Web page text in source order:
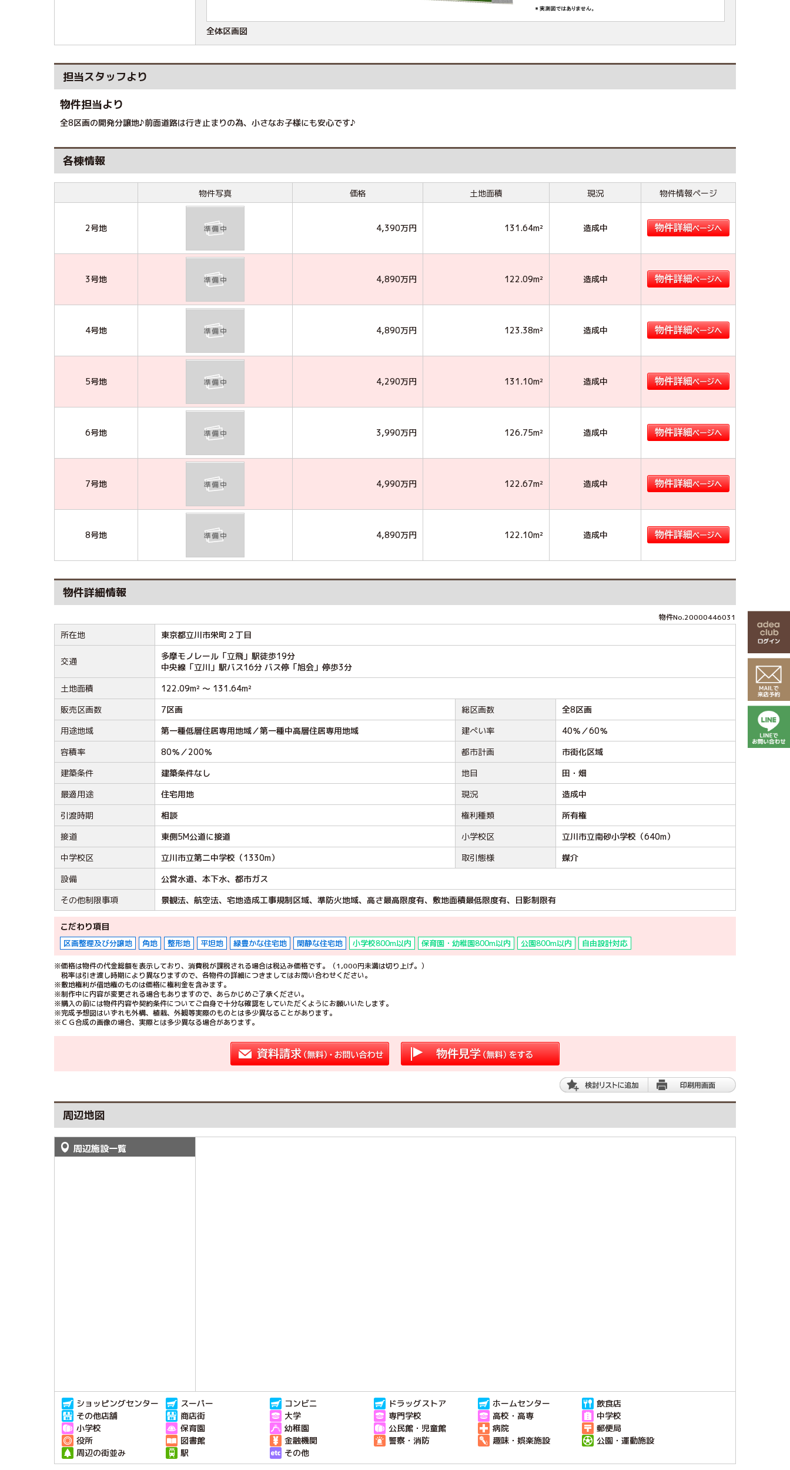
全体区画図
担当スタッフより
物件担当より
全8区画の開発分譲地♪前面道路は行き止まりの為、小さなお子様にも安心です♪
各棟情報
物件写真 価格 土地面積 現況 物件情報ページ
2号地 4,390万円 131.64m² 造成中
3号地 4,890万円 122.09m² 造成中
4号地 4,890万円 123.38m² 造成中
5号地 4,290万円 131.10m² 造成中
6号地 3,990万円 126.75m² 造成中
7号地 4,990万円 122.67m² 造成中
8号地 4,890万円 122.10m² 造成中
物件詳細情報
物件No.20000446031
所在地 東京都立川市栄町２丁目
交通
多摩モノレール「立飛」駅徒歩19分
中央線「立川」駅バス16分 バス停「旭会」停歩3分
土地面積
122.09m² ～ 131.64m²
販売区画数
7区画 総区画数
全8区画
用途地域
第一種低層住居専用地域／第一種中高層住居専用地域 建ぺい率
40％／60％
容積率
80％／200％ 都市計画
市街化区域
建築条件
建築条件なし 地目
田・畑
最適用途
住宅用地 現況
造成中
引渡時期
相談 権利種類
所有権
接道
東側5M公道に接道 小学校区
立川市立南砂小学校（640m）
中学校区
立川市立第二中学校（1330m） 取引態様
媒介
設備
公営水道、本下水、都市ガス
その他制限事項
景観法、航空法、宅地造成工事規制区域、準防火地域、高さ最高限度有、敷地面積最低限度有、日影制限有
こだわり項目
区画整理及び分譲地 角地 整形地 平坦地 緑豊かな住宅地 閑静な住宅地 小学校800m以内 保育園・幼稚園800m以内 公園800m以内 自由設計対応
※価格は物件の代金総額を表示しており、消費税が課税される場合は税込み価格です。（1,000円未満は切り上げ。）
税率は引き渡し時期により異なりますので、各物件の詳細につきましてはお問い合わせください。
※敷地権利が借地権のものは価格に権利金を含みます。
※制作中に内容が変更される場合もありますので、あらかじめご了承ください。
※購入の前には物件内容や契約条件についてご自身で十分な確認をしていただくようにお願いいたします。
※完成予想図はいずれも外構、植栽、外観等実際のものとは多少異なることがあります。
※ＣＧ合成の画像の場合、実際とは多少異なる場合があります。
周辺地図
周辺施設一覧
ショッピングセンター スーパー コンビニ ドラッグストア ホームセンター
飲食店
その他店舗
商店街 大学 専門学校 高校・高専
中学校
小学校
保育園 幼稚園 公民館・児童館 病院
郵便局
役所
図書館 金融機関 警察・消防 趣味・娯楽施設
公園・運動施設
周辺の街並み
駅 その他